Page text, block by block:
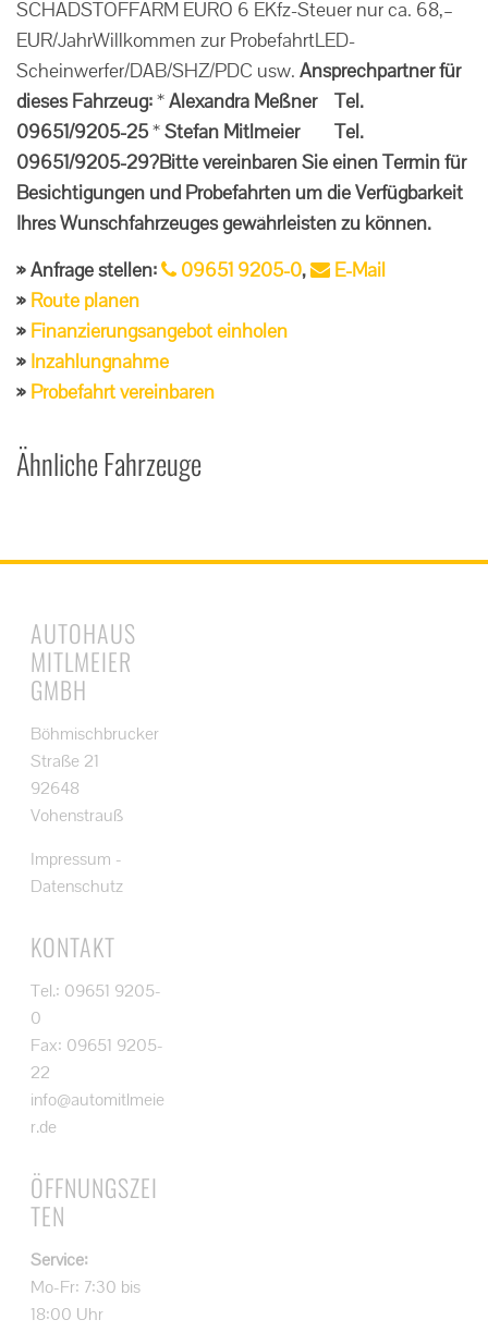
SCHADSTOFFARM EURO 6 EKfz-Steuer nur ca. 68,–
EUR/JahrWillkommen zur ProbefahrtLED-
Scheinwerfer/DAB/SHZ/PDC usw. Ansprechpartner für
dieses Fahrzeug:*Alexandra Meßner Tel.
09651/9205-25*Stefan Mitlmeier Tel.
09651/9205-29?Bitte vereinbaren Sie einen Termin für
Besichtigungen und Probefahrten um die Verfügbarkeit
Ihres Wunschfahrzeuges gewährleisten zu können.
Anfrage stellen:
09651 9205-0,
E-Mail
Route planen
Finanzierungsangebot einholen
Inzahlungnahme
Probefahrt vereinbaren
Ähnliche Fahrzeuge
AUTOHAUS
MITLMEIER
GMBH
Böhmischbrucker
Straße 21
92648
Vohenstrauß
Impressum -
Datenschutz
KONTAKT
Tel.: 09651 9205-
0
Fax: 09651 9205-
22
info@automitlmeie
r.de
ÖFFNUNGSZEI
TEN
Service:
Mo-Fr: 7:30 bis
18:00 Uhr